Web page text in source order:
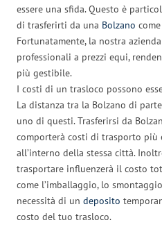
essere una sfida. Questo è
di trasferirti da una Bolzano
Fortunatamente, la nostra
professionali a prezzi equi,
più gestibile.
I costi di un trasloco possono
La distanza tra la Bolzano di
uno di questi. Trasferirsi da
comporterà costi di trasporto
all’interno della stessa città.
trasportare influenzerà il costo
come l’imballaggio, lo
necessità di un deposito
costo del tuo trasloco.